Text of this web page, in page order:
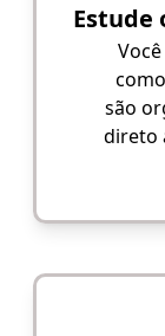
Estude
são
direto